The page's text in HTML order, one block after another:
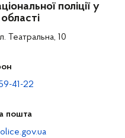
поліції у
Театральна, 10
41-22
пошта